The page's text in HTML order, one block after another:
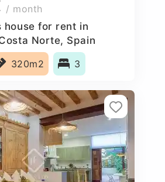
/ month
house for rent in
Norte, Spain
320m2 3